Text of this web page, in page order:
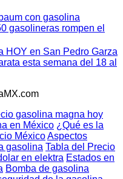
con gasolina
gasolineras rompen el
HOY en San Pedro Garza
esta semana del 18 al
gasolina magna hoy
en México ¿Qué es la
MéxicoAspectos
gasolina Tabla del Precio
en elektra Estados en
Bomba de gasolina